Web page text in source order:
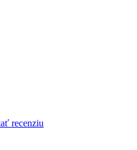
recenziu